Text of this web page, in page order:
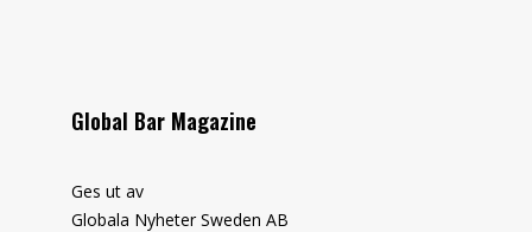
Global Bar Magazine
Ges ut av
Globala Nyheter Sweden AB